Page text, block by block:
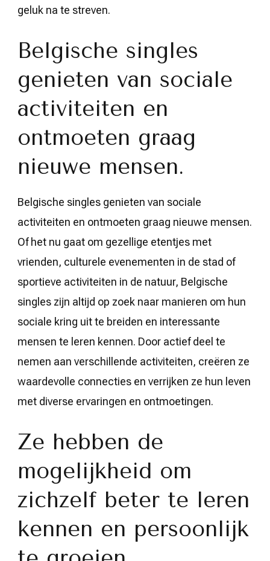
geluk na te streven.
Belgische singles
genieten van sociale
activiteiten en
ontmoeten graag
nieuwe mensen.
Belgische singles genieten van sociale
activiteiten en ontmoeten graag nieuwe mensen.
Of het nu gaat om gezellige etentjes met
vrienden, culturele evenementen in de stad of
sportieve activiteiten in de natuur, Belgische
singles zijn altijd op zoek naar manieren om hun
sociale kring uit te breiden en interessante
mensen te leren kennen. Door actief deel te
nemen aan verschillende activiteiten, creëren ze
waardevolle connecties en verrijken ze hun leven
met diverse ervaringen en ontmoetingen.
Ze hebben de
mogelijkheid om
zichzelf beter te leren
kennen en persoonlijk